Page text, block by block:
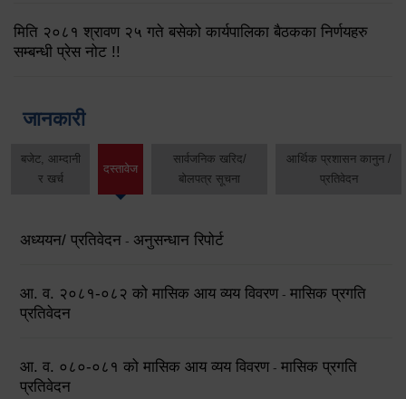
मिति २०८१ श्रावण २५ गते बसेको कार्यपालिका बैठकका निर्णयहरु
सम्बन्धी प्रेस नोट !!
जानकारी
बजेट, आम्दानी
र खर्च
दस्तावेज
सार्वजनिक खरिद/
बोलपत्र सूचना
आर्थिक प्रशासन कानुन /
प्रतिवेदन
अध्ययन/ प्रतिवेदन - अनुसन्धान रिपोर्ट
आ. व. २०८१-०८२ को मासिक आय व्यय विवरण - मासिक प्रगति
प्रतिवेदन
आ. व. ०८०-०८१ को मासिक आय व्यय विवरण - मासिक प्रगति
प्रतिवेदन